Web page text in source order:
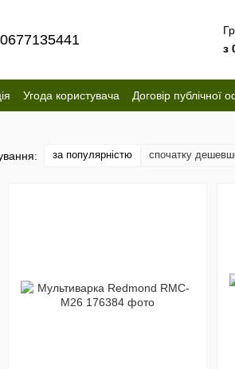
з
Угода користувача
Договір публічної
за популярністю спочатку